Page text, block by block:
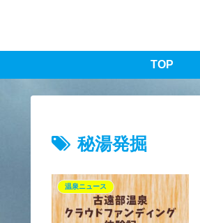
TOP
秘湯発掘
温泉ニュース